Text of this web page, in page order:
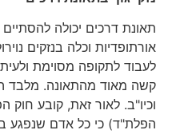
תאונת דרכים יכולה
אורתופדיות וכלה בנזקים
לעבוד לתקופה מסוימת
קשה מאוד מהתאונה. מלבד
וכיו"ב. לאור זאת, קובע חוק
הפלת"ד) כי כל אדם שנפגע